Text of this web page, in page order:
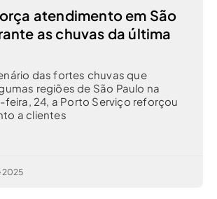
atendimento em São
as chuvas da última
das fortes chuvas que
regiões de São Paulo na
feira, 24, a Porto Serviço reforçou
a clientes
2025